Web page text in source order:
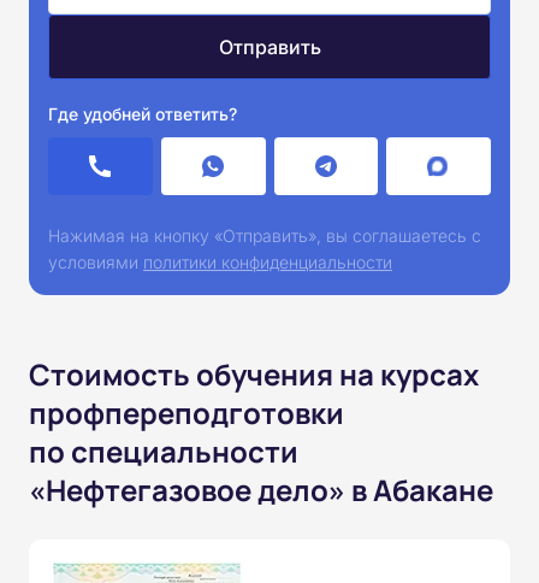
Где удобней ответить?
Нажимая на кнопку «Отправить», вы соглашаетесь с
условиями политики конфиденциальности
Стоимость обучения на курсах
профпереподготовки
по специальности
«Нефтегазовое дело» в Абакане